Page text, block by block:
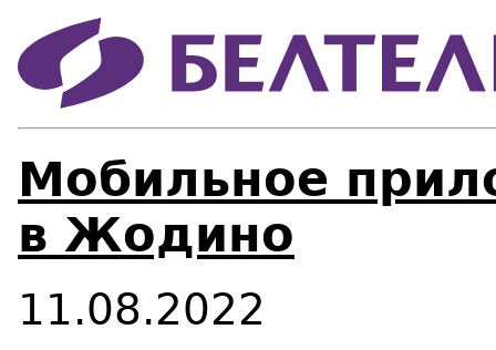
Мобильное
в Жодино
11.08.2022